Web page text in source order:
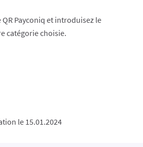
QR Payconiq et introduisez le
catégorie choisie.
le 15.01.2024